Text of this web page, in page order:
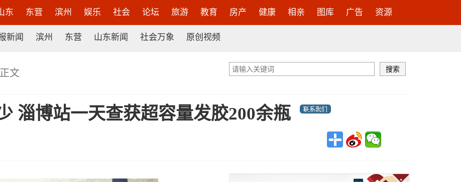
东 东营 滨州 娱乐 社会 论坛 旅游 教育 房产 健康 相亲 图库 广告 资源
新闻 滨州 东营 山东新闻 社会万象 原创视频
正文
淄博站一天查获超容量发胶200余瓶